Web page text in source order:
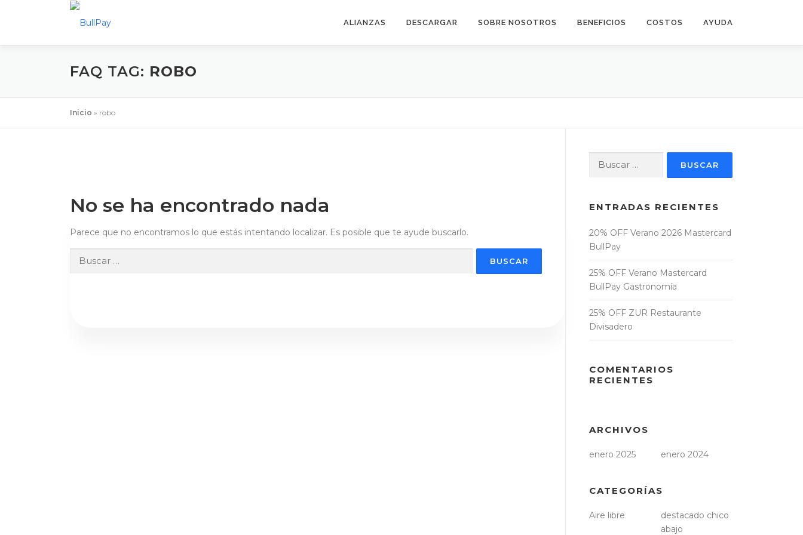
Saltar al contenido
ALIANZAS DESCARGAR SOBRE NOSOTROS BENEFICIOS COSTOS AYUDA
FAQ TAG: ROBO
Inicio » robo
No se ha encontrado nada
Parece que no encontramos lo que estás intentando localizar. Es posible que te ayude buscarlo.
Buscar:
Buscar:
ENTRADAS RECIENTES
20% OFF Verano 2026 Mastercard
BullPay
25% OFF Verano Mastercard
BullPay Gastronomía
25% OFF ZUR Restaurante
Divisadero
COMENTARIOS
RECIENTES
ARCHIVOS
enero 2025 enero 2024
CATEGORÍAS
Aire libre
destacado chico
abajo